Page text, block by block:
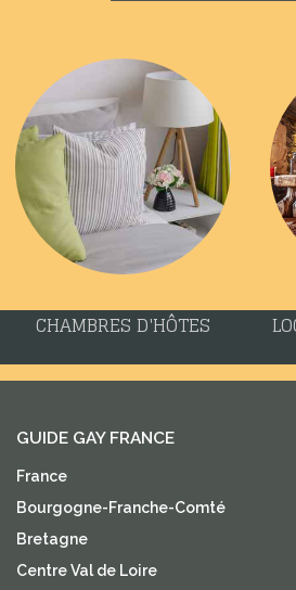
CHAMBRES D'HÔTES
GUIDE GAY FRANCE
France
Bourgogne-Franche-Comté
Bretagne
Centre Val de Loire